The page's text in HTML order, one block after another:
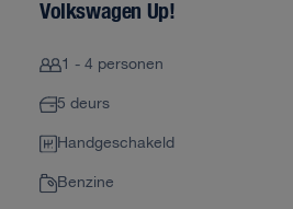
Volkswagen Up!
1 - 4 personen
5 deurs
Handgeschakeld
Benzine